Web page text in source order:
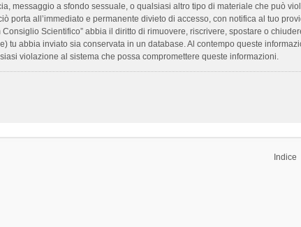
messaggio a sfondo sessuale, o qualsiasi altro tipo di materiale che può
porta all’immediato e permanente divieto di accesso, con notifica al tuo
Scientifico” abbia il diritto di rimuovere, riscrivere, spostare o
tu abbia inviato sia conservata in un database. Al contempo queste
violazione al sistema che possa compromettere queste informazioni.
Indice